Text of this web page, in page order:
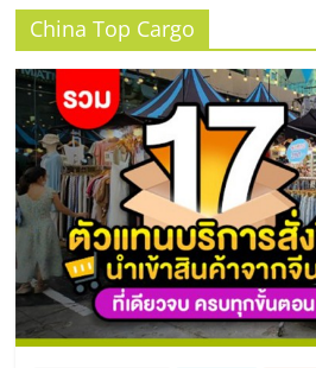
SME
แห่ง
ประเทศไทย,
รวม
China Top Cargo